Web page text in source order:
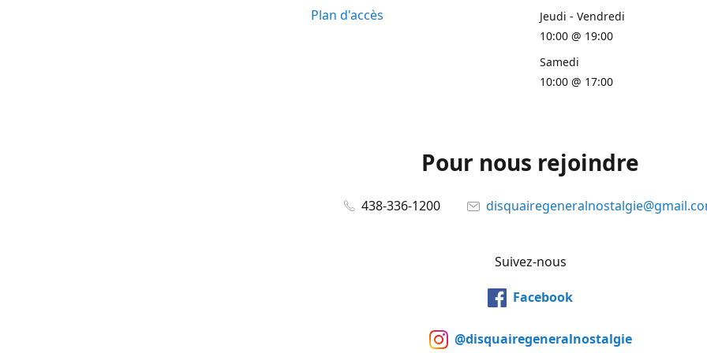
Plan d'accès
Jeudi - Vendredi
10:00 @ 19:00
Samedi
10:00 @ 17:00
Pour nous rejoindre
438-336-1200
Suivez-nous
Facebook
@disquairegeneralnostalgie